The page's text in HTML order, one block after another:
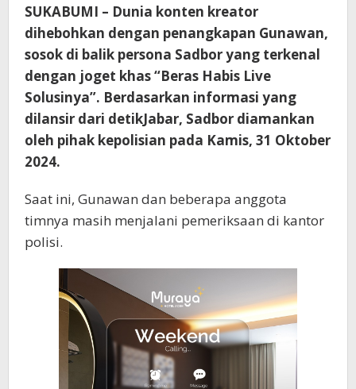
SUKABUMI – Dunia konten kreator
dihebohkan dengan penangkapan Gunawan,
sosok di balik persona Sadbor yang terkenal
dengan joget khas “Beras Habis Live
Solusinya”. Berdasarkan informasi yang
dilansir dari detikJabar, Sadbor diamankan
oleh pihak kepolisian pada Kamis, 31 Oktober
2024.
Saat ini, Gunawan dan beberapa anggota
timnya masih menjalani pemeriksaan di kantor
polisi.